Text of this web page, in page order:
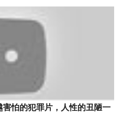
害怕的犯罪片，人性的丑陋一